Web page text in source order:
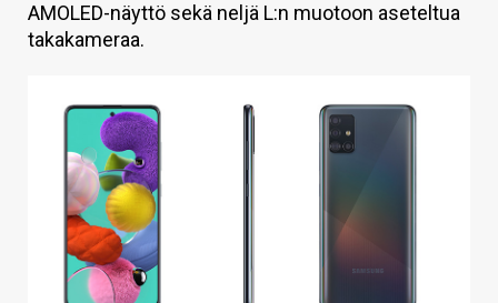
HINTA.FI
VAIHDA TEEMA
HAKU
AMOLED-näyttö sekä neljä L:n muotoon aseteltua
takakameraa.